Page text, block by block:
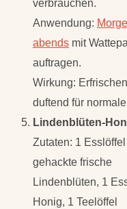
verbrauchen.
Anwendung:
abends mit
auftragen.
Wirkung:
duftend für
Lindenblüten-
Zutaten: 1
gehackte frische
Lindenblüten, 1
Honig, 1 Teelöffel